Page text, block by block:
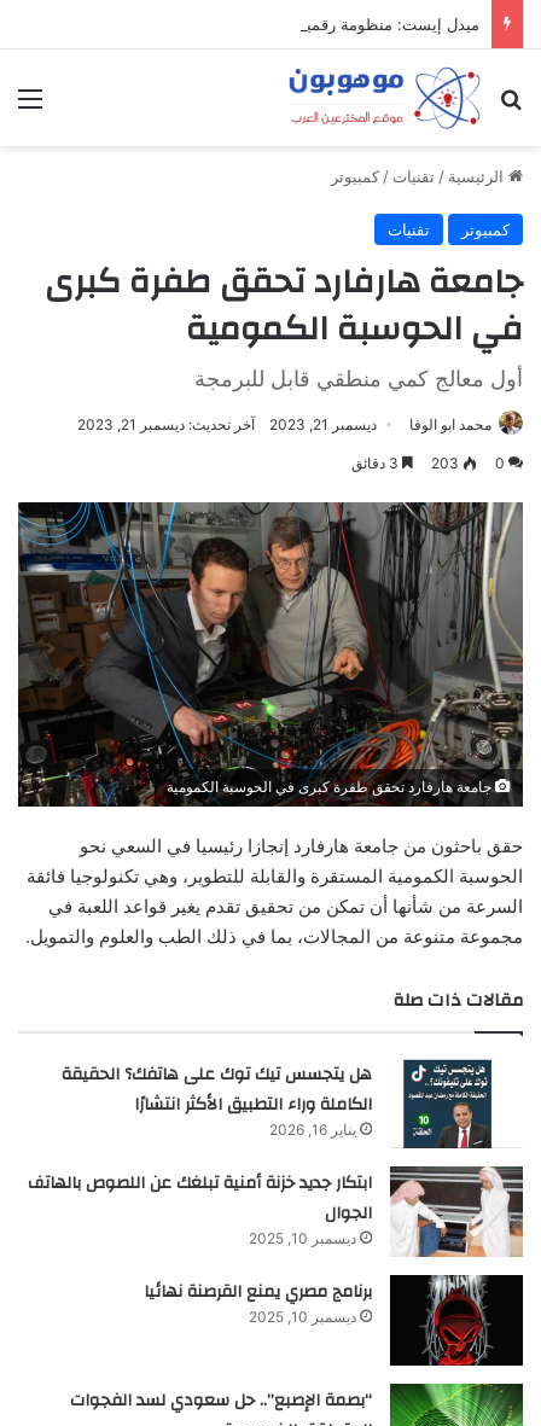
بحث عن
الرئيسية / تقنيات / كمبيوتر
كمبيوتر تقنيات
جامعة هارفارد تحقق طفرة كبرى
في الحوسبة الكمومية
أول معالج كمي منطقي قابل للبرمجة
محمد ابو الوفا ديسمبر 21, 2023 آخر تحديث: ديسمبر 21, 2023
0
203
جامعة هارفارد تحقق طفرة كبرى في الحوسبة الكمومية
حقق باحثون من جامعة هارفارد إنجازا رئيسيا في السعي نحو
الحوسبة الكمومية المستقرة والقابلة للتطوير، وهي تكنولوجيا فائقة
السرعة من شأنها أن تمكن من تحقيق تقدم يغير قواعد اللعبة في
مجموعة متنوعة من المجالات، بما في ذلك الطب والعلوم والتمويل.
مقالات ذات صلة
هل يتجسس تيك توك على هاتفك؟ الحقيقة
الكاملة وراء التطبيق الأكثر انتشارًا
يناير 16, 2026
ابتكار جديد خزنة أمنية تبلغك عن اللصوص بالهاتف
الجوال
ديسمبر 10, 2025
برنامج مصري يمنع القرصنة نهائيا
ديسمبر 10, 2025
“بصمة الإصبع”.. حل سعودي لسد الفجوات